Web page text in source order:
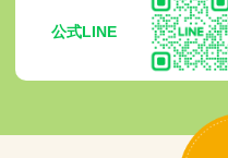
公式LINE